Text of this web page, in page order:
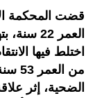
قضت المحكمة
العمر
اختلط فيها
من
الضحية، إثر